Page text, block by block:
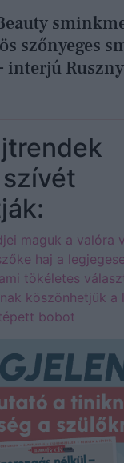
szőnyeges
interjú
maguk a valóra
haj a
tökéletes
köszönhetjük a
bobot